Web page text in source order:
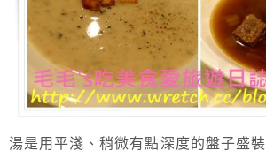
湯是用平淺、稍微有點深度的盤子盛裝